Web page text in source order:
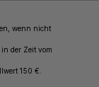
wenn nicht
der Zeit vom
150 €.